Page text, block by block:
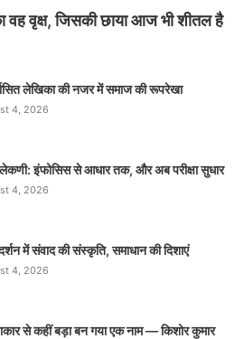
वह वृक्ष, जिसकी छाया आज भी शीतल है
लेखिका की नजर में समाज की रूपरेखा
4, 2026
इंफोसिस से आधार तक, और अब परीक्षा सुधार
4, 2026
में संवाद की संस्कृति, समाधान की दिशाएं
4, 2026
से कहीं बड़ा बन गया एक नाम — किशोर कुमार